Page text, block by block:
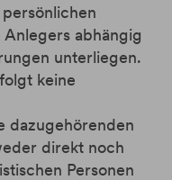
abhängig
unterliegen.
keine
dazugehörenden
direkt noch
Personen